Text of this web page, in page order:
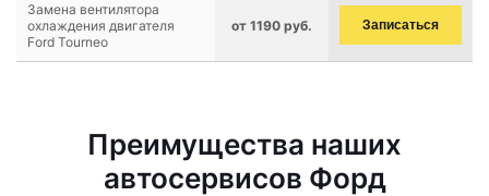
Замена вентилятора
охлаждения двигателя
Ford Tourneo
от 1190 руб. Записаться
Преимущества наших
автосервисов Форд